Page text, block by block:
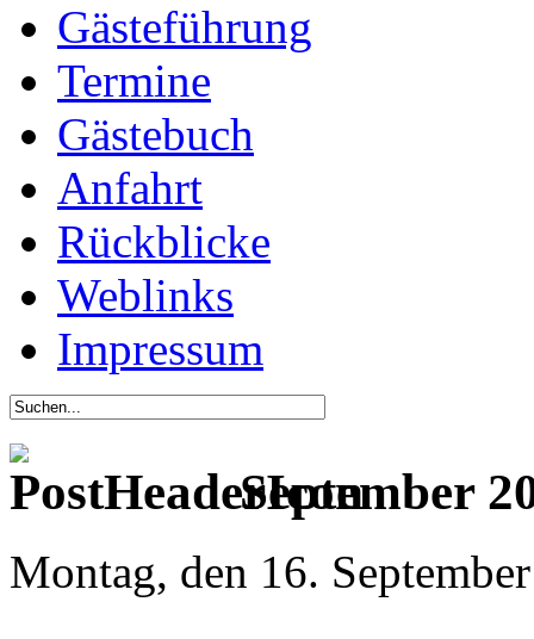
Gästeführung
Termine
Gästebuch
Anfahrt
Rückblicke
Weblinks
Impressum
September
Montag, den 16.